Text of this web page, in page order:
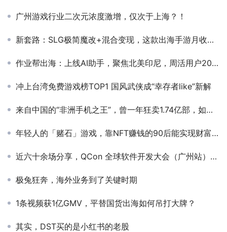
广州游戏行业二次元浓度激增，仅次于上海？！
新套路：SLG极简魔改+混合变现，这款出海手游月收入3000万
作业帮出海：上线AI助手，聚焦北美印尼，周活用户200万
冲上台湾免费游戏榜TOP1 国风武侠成“幸存者like”新解
来自中国的“非洲手机之王”，曾一年狂卖1.74亿部，如今却深陷困境？
年轻人的「赌石」游戏，靠NFT赚钱的90后能实现财富自由吗？
近六十余场分享，QCon 全球软件开发大会（广州站）即将落地
极兔狂奔，海外业务到了关键时期
1条视频获1亿GMV，平替国货出海如何吊打大牌？
其实，DST买的是小红书的老股